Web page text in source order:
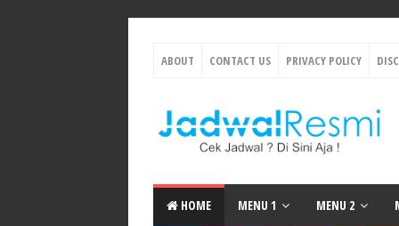
ABOUT CONTACT US PRIVACY POLICY
HOME MENU 1 MENU 2